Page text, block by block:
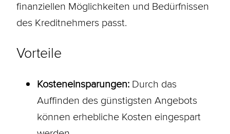
finanziellen Möglichkeiten und Bedürfnissen
des Kreditnehmers passt.
Vorteile
Kosteneinsparungen:Durch das
Auffinden des günstigsten Angebots
können erhebliche Kosten eingespart